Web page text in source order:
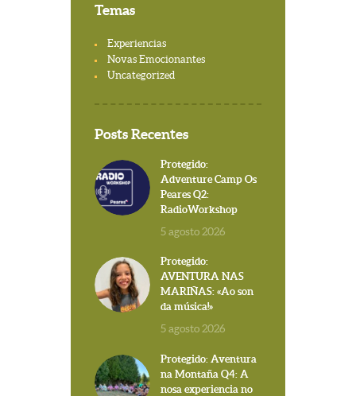
Temas
Experiencias
Novas Emocionantes
Uncategorized
Posts Recentes
Protegido:
Adventure Camp Os
Peares Q2:
RadioWorkshop
5 agosto 2026
Protegido:
AVENTURA NAS
MARIÑAS: «Ao son
da música!»
5 agosto 2026
Protegido: Aventura
na Montaña Q4: A
nosa experiencia no